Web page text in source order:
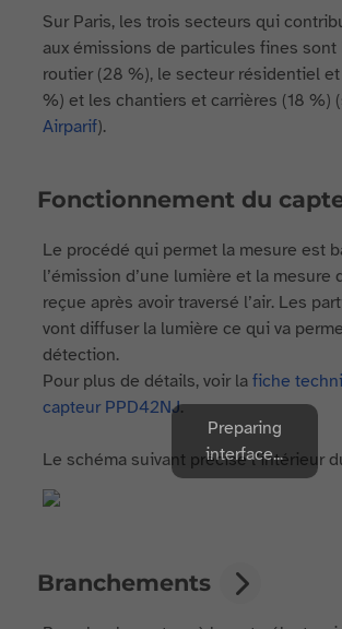
Sur Paris, les trois secteurs qui
aux émissions de particules fines sont
routier (28 %), le secteur résidentiel
%) et les chantiers et carrières (18 %)
Airparif).
Fonctionnement du
Le procédé qui permet la mesure est
l’émission d’une lumière et la mesure
reçue après avoir traversé l’air. Les
vont diffuser la lumière ce qui va
détection.
Pour plus de détails, voir lafiche
capteur PPD42NJ.
Le schéma suivant précise l’intérieur
Branchements
Preparing
interface...